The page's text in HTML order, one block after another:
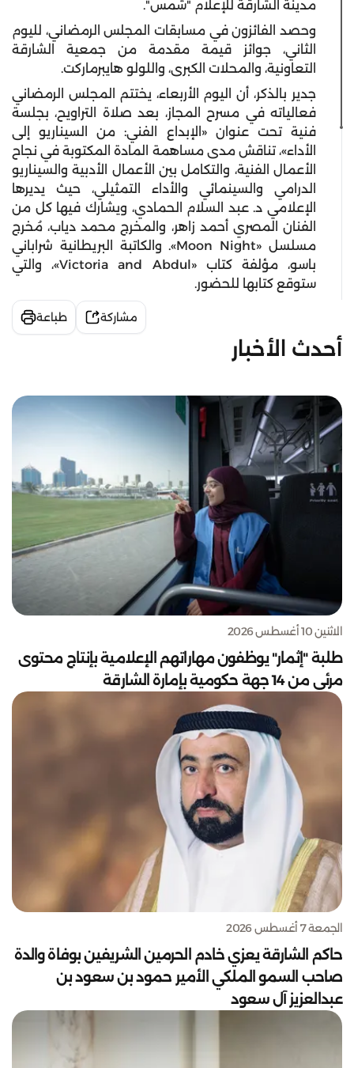
مدينة الشارقة للإعلام "شمس".
وحصد الفائزون في مسابقات المجلس الرمضاني، لليوم
الثاني، جوائز قيمة مقدمة من جمعية الشارقة
التعاونية، والمحلات الكبرى، واللولو هايبرماركت.
جدير بالذكر، أن اليوم الأربعاء، يختتم المجلس الرمضاني
فعالياته في مسرح المجاز، بعد صلاة التراويح، بجلسة
فنية تحت عنوان «الإبداع الفني: من السيناريو إلى
الأداء»، تناقش مدى مساهمة المادة المكتوبة في نجاح
الأعمال الفنية، والتكامل بين الأعمال الأدبية والسيناريو
الدرامي والسينمائي والأداء التمثيلي، حيث يديرها
الإعلامي د. عبد السلام الحمادي، ويشارك فيها كل من
الفنان المصري أحمد زاهر، والمخرج محمد دياب، مُخرج
مسلسل «Moon Night». والكاتبة البريطانية شراباني
باسو، مؤلفة كتاب «Victoria and Abdul»، والتي
ستوقع كتابها للحضور.
مشاركة طباعة
أحدث الأخبار
الاثنين 10 أغسطس 2026
طلبة "إثمار" يوظفون مهاراتهم الإعلامية بإنتاج محتوى
مرئي من 14 جهة حكومية بإمارة الشارقة
الجمعة 7 أغسطس 2026
حاكم الشارقة يعزي خادم الحرمين الشريفين بوفاة والدة
صاحب السمو الملكي الأمير حمود بن سعود بن
عبدالعزيز آل سعود